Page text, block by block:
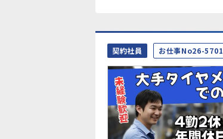
契約社員 お仕事No26-5701